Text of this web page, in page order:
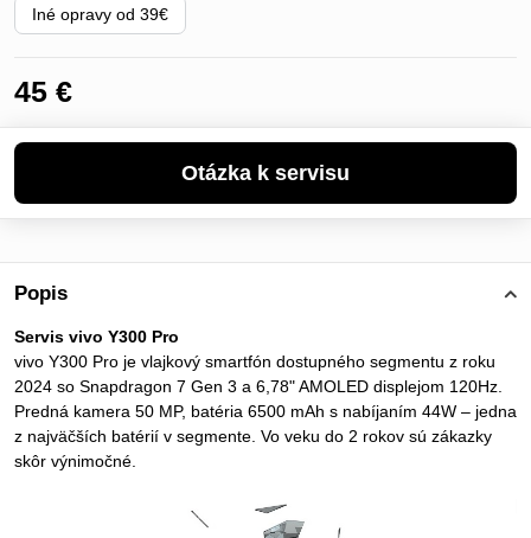
Iné opravy od 39€
45 €
Popis
Servis vivo Y300 Pro
vivo Y300 Pro je vlajkový smartfón dostupného segmentu z roku
2024 so Snapdragon 7 Gen 3 a 6,78" AMOLED displejom 120Hz.
Predná kamera 50 MP, batéria 6500 mAh s nabíjaním 44W – jedna
z najväčších batérií v segmente. Vo veku do 2 rokov sú zákazky
skôr výnimočné.